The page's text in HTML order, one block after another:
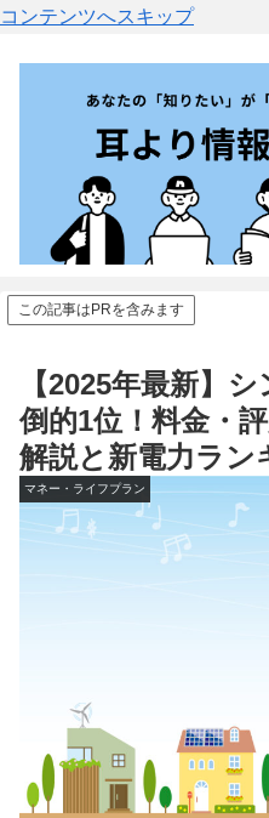
コンテンツへスキップ
この記事はPRを含みます
【2025年最新】
倒的1位！料金・
解説と新電力ラン
マネー・ライフプラン